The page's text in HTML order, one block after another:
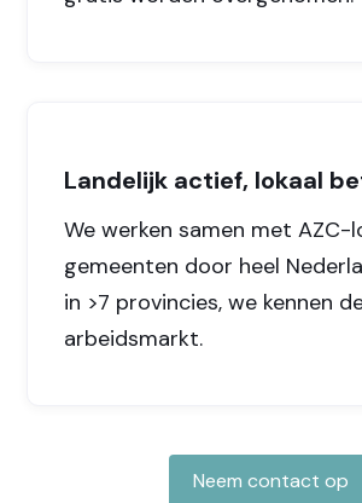
Landelijk actief, lokaal
We werken samen met AZC-
gemeenten door heel
in >7 provincies, we kennen
arbeidsmarkt.
Neem contact op